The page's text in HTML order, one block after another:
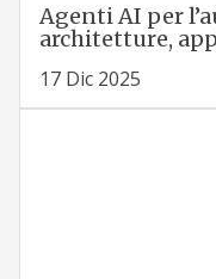
Agenti AI per
architetture,
17 Dic 2025